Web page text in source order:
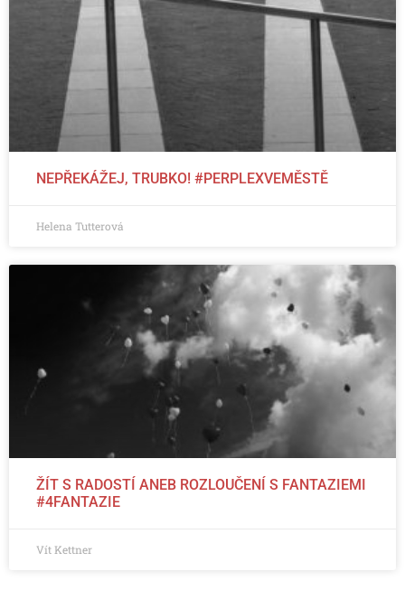
NEPŘEKÁŽEJ, TRUBKO! #PERPLEXVEMĚSTĚ
Helena Tutterová
ŽÍT S RADOSTÍ ANEB ROZLOUČENÍ S FANTAZIEMI
#4FANTAZIE
Vít Kettner